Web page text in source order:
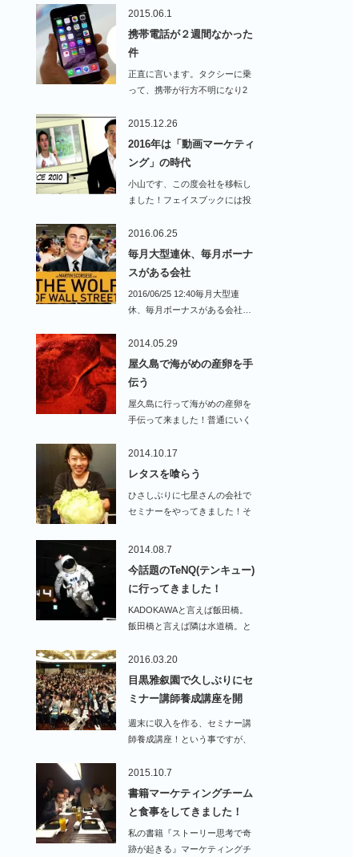
2015.06.1
携帯電話が２週間なかった
件
正直に言います。タクシーに乗
って、携帯が行方不明になり2
2015.12.26
2016年は「動画マーケティ
ング」の時代
小山です、この度会社を移転し
ました！フェイスブックには投
2016.06.25
毎月大型連休、毎月ボーナ
スがある会社
2016/06/25 12:40毎月大型連
休、毎月ボーナスがある会社…
2014.05.29
屋久島で海がめの産卵を手
伝う
屋久島に行って海がめの産卵を
手伝って来ました！普通にいく
2014.10.17
レタスを喰らう
ひさしぶりに七星さんの会社で
セミナーをやってきました！そ
2014.08.7
今話題のTeNQ(テンキュー)
に行ってきました！
KADOKAWAと言えば飯田橋。
飯田橋と言えば隣は水道橋。と
2016.03.20
目黒雅叙園で久しぶりにセ
ミナー講師養成講座を開
催！…
週末に収入を作る、セミナー講
師養成講座！という事ですが、
2015.10.7
書籍マーケティングチーム
と食事をしてきました！
私の書籍『ストーリー思考で奇
跡が起きる』マーケティングチ